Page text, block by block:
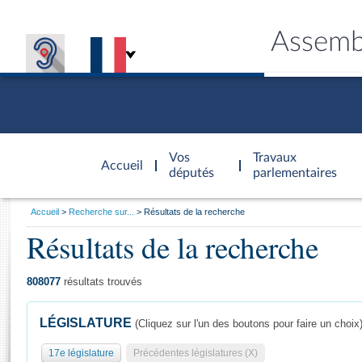
Accueil
d'accueil
Vos
députés
Travaux
parlementaires
Général
Vous
Accueil Recherche sur... Résultats de la recherche
Résultats de la recherche
808077 résultats trouvés
LÉGISLATURE (Cliquez sur l'un des boutons pour faire un choix)
17e législature Précédentes législatures (X)